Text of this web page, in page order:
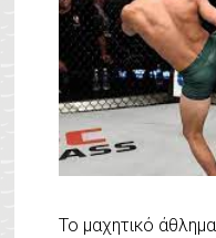
Το μαχητικό άθλημα